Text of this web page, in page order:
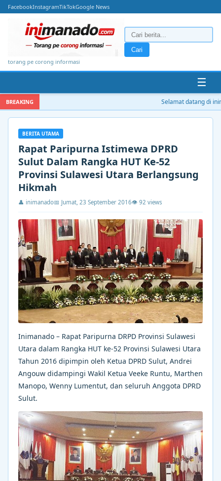
FacebookInstagramTikTokGoogle News
torang pe corong informasi
Cari
☰
BREAKING Selamat datang di
BERITA UTAMA
Rapat Paripurna Istimewa DPRD
Sulut Dalam Rangka HUT Ke-52
Provinsi Sulawesi Utara Berlangsung
Hikmah
👤 inimanado📅 Jumat, 23 September 2016👁 92 views
Inimanado – Rapat Paripurna DRPD Provinsi Sulawesi
Utara dalam Rangka HUT ke-52 Provinsi Sulawesi Utara
Tahun 2016 dipimpin oleh Ketua DPRD Sulut, Andrei
Angouw didampingi Wakil Ketua Veeke Runtu, Marthen
Manopo, Wenny Lumentut, dan seluruh Anggota DPRD
Sulut.